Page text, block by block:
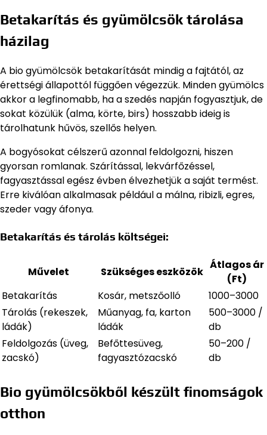
Betakarítás és gyümölcsök tárolása
házilag
A bio gyümölcsök betakarítását mindig a fajtától, az
érettségi állapottól függően végezzük. Minden gyümölcs
akkor a legfinomabb, ha a szedés napján fogyasztjuk, de
sokat közülük (alma, körte, birs) hosszabb ideig is
tárolhatunk hűvös, szellős helyen.
A bogyósokat célszerű azonnal feldolgozni, hiszen
gyorsan romlanak. Szárítással, lekvárfőzéssel,
fagyasztással egész évben élvezhetjük a saját termést.
Erre kiválóan alkalmasak például a málna, ribizli, egres,
szeder vagy áfonya.
Betakarítás és tárolás költségei:
Művelet Szükséges eszközök
Átlagos ár
(Ft)
Betakarítás
Kosár, metszőolló
1000–3000
Tárolás (rekeszek,
ládák)
Műanyag, fa, karton
ládák
500–3000 /
db
Feldolgozás (üveg,
zacskó)
Befőttesüveg,
fagyasztózacskó
50–200 /
db
Bio gyümölcsökből készült finomságok
otthon